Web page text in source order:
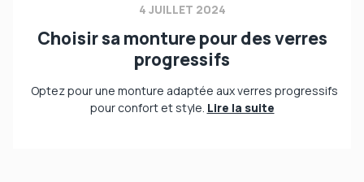
4 JUILLET 2024
Choisir sa monture pour des verres
progressifs
Optez pour une monture adaptée aux verres progressifs
pour confort et style. Lire la suite